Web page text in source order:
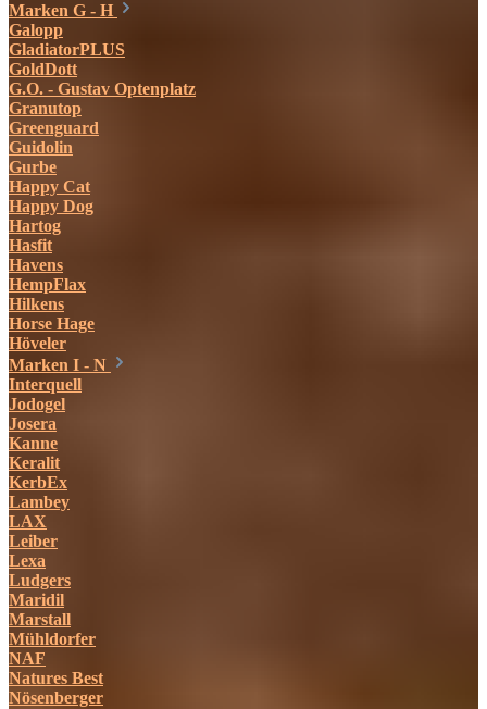
Marken G - H
Galopp
GladiatorPLUS
GoldDott
G.O. - Gustav Optenplatz
Granutop
Greenguard
Guidolin
Gurbe
Happy Cat
Happy Dog
Hartog
Hasfit
Havens
HempFlax
Hilkens
Horse Hage
Höveler
Marken I - N
Interquell
Jodogel
Josera
Kanne
Keralit
KerbEx
Lambey
LAX
Leiber
Lexa
Ludgers
Maridil
Marstall
Mühldorfer
NAF
Natures Best
Nösenberger